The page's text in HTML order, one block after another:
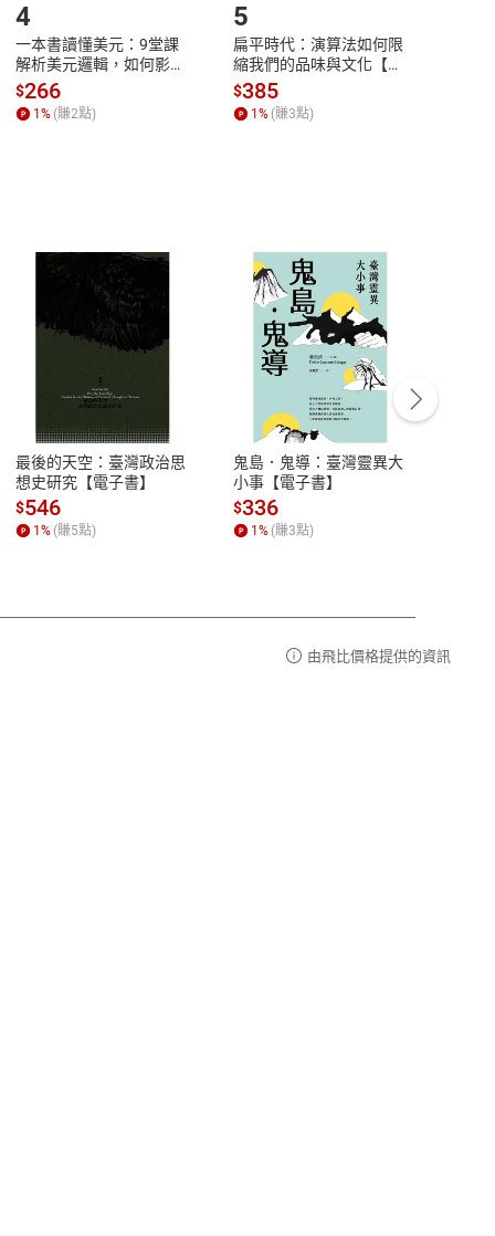
性
參
服務時間：週一到週五 10:00-12:00、
13:00-17:00 (國定假日及例假日休息)
客服電話：0080-1857077
4
一本書讀懂美元：9堂課
解析美元邏輯，如何影響
全球經濟和每個人的投資
【電子書】
$266
1% (賺2點)
5
扁平時代：演算法如何限
縮我們的品味與文化【電
子書】
$385
1% (賺3點)
最後的天空：臺灣政治思
想史研究【電子書】
$546
1% (賺5點)
鬼島．鬼導：臺灣靈異大
小事【電子書】
$336
1% (賺3點)
由飛比價格提供的資訊